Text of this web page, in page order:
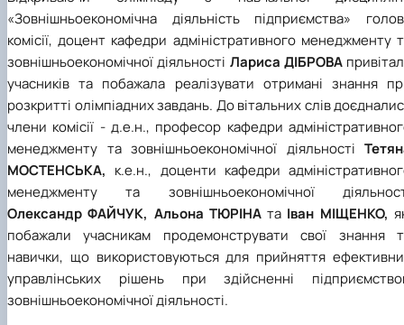
«Зовнішньоекономічна діяльність підприємства»
комісії, доцент кафедри адміністративного менеджменту
зовнішньоекономічної діяльності Лариса ДІБРОВА
учасників та побажала реалізувати отримані знання
розкритті олімпіадних завдань. До вітальних слів
члени комісії - д.е.н., професор кафедри
менеджменту та зовнішньоекономічної діяльності
МОСТЕНСЬКА, к.е.н., доценти кафедри
менеджменту та зовнішньоекономічної
Олександр ФАЙЧУК, Альона ТЮРІНАта Іван МІЩЕНКО,
побажали учасникам продемонструвати свої знання
навички, що використовуються для прийняття
управлінських рішень при здійсненні
зовнішньоекономічної діяльності.